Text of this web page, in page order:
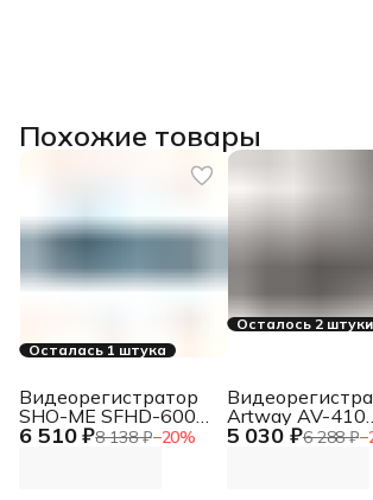
Похожие товары
Осталась 1 штука
6 510 ₽8 138 ₽−20%
Видеорегистратор
SHO-ME SFHD-600
(зеркало 4,3"", 2 кам
Осталось 2 штуки
5 030 ₽6 288 ₽−
Artway AV-410
черный